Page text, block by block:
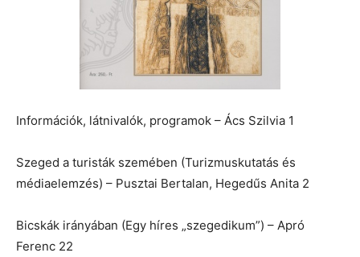
Információk, látnivalók, programok – Ács Szilvia 1
Szeged a turisták szemében (Turizmuskutatás és
médiaelemzés) – Pusztai Bertalan, Hegedűs Anita 2
Bicskák irányában (Egy híres „szegedikum”) – Apró
Ferenc 22